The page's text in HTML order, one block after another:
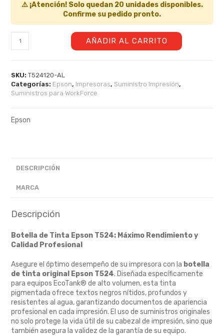
⚠️ ¡Atención! Solo quedan 20 unidades disponibles.
Confirme su pedido pronto.
AÑADIR AL CARRITO
SKU:T524120-AL
Categorías: Epson, Impresoras, Suministro Impresión,
Suministros para WorkForce
Epson
DESCRIPCIÓN
MARCA
Descripción
Botella de Tinta Epson T524: Máximo Rendimiento y
Calidad Profesional
Asegure el óptimo desempeño de su impresora con la botella
de tinta original Epson T524. Diseñada específicamente
para equipos EcoTank® de alto volumen,esta tinta
pigmentada ofrece textos negros nítidos,profundos y
resistentes al agua,garantizando documentos de apariencia
profesional en cada impresión. El uso de suministros originales
no solo protege la vida útil de su cabezal de impresión,sino que
también asegura la validez de la garantía de su equipo.